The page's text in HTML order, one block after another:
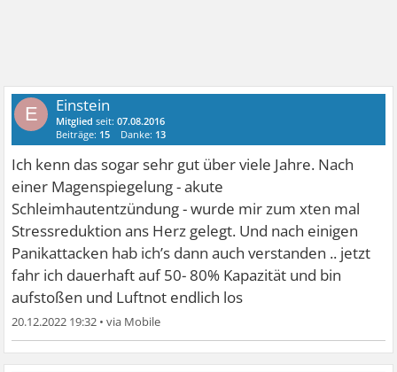
E Einstein
Mitglied seit:07.08.2016
Beiträge: 15 Danke: 13
Ich kenn das sogar sehr gut über viele Jahre. Nach
einer Magenspiegelung - akute
Schleimhautentzündung - wurde mir zum xten mal
Stressreduktion ans Herz gelegt. Und nach einigen
Panikattacken hab ich’s dann auch verstanden .. jetzt
fahr ich dauerhaft auf 50- 80% Kapazität und bin
aufstoßen und Luftnot endlich los
20.12.2022 19:32 •